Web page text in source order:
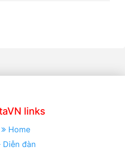
links
Home
Diễn đàn